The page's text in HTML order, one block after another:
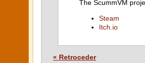
The ScummVM
Steam
Itch.io
« Retroceder